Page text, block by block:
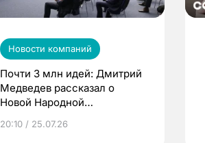
Новости компаний
Почти 3 млн идей: Дмитрий
Медведев рассказал о
Новой Народной
20:10 / 25.07.26